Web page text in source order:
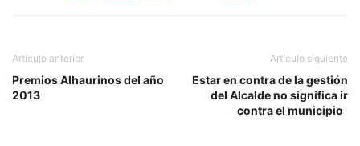
Artículo anterior
Premios Alhaurinos del año
2013
Artículo siguiente
Estar en contra de la gestión
del Alcalde no significa ir
contra el municipio